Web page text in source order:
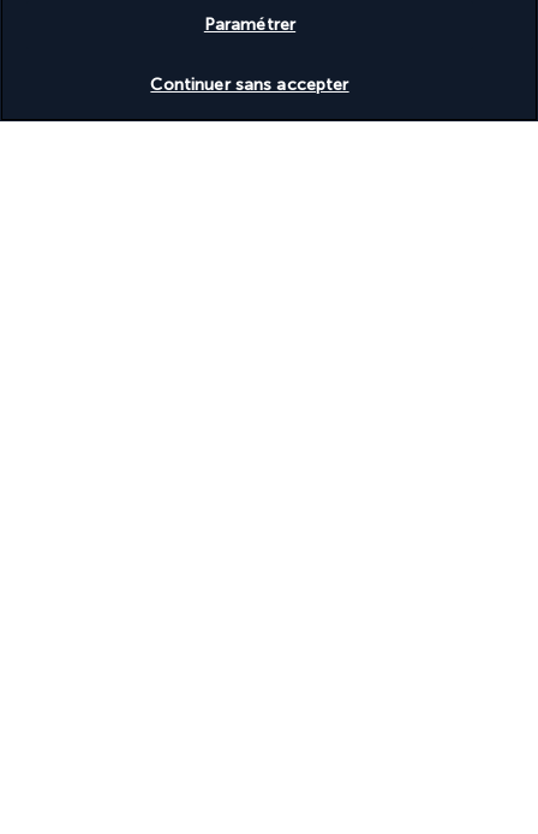
Paramétrer
Continuer sans accepter